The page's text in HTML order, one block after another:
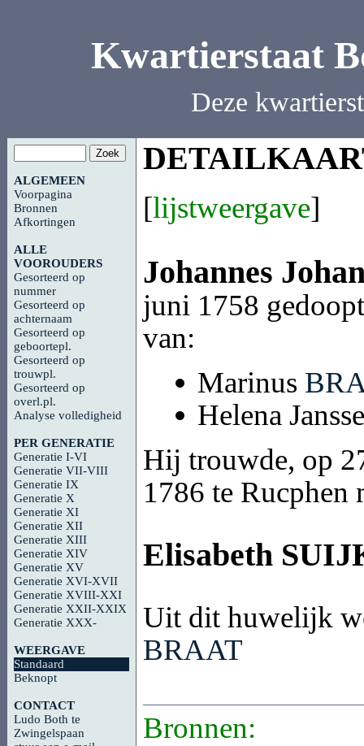
Kwartierstaat
Deze
ALGEMEEN
Voorpagina
Bronnen
Afkortingen
ALLE
VOOROUDERS
Gesorteerd op
nummer
Gesorteerd op
achternaam
Gesorteerd op
geboortepl.
Gesorteerd op
trouwpl.
Gesorteerd op
overl.pl.
Analyse volledigheid
PER GENERATIE
Generatie I-VI
Generatie VII-VIII
Generatie IX
Generatie X
Generatie XI
Generatie XII
Generatie XIII
Generatie XIV
Generatie XV
Generatie XVI-XVII
Generatie XVIII-XXI
Generatie XXII-XXIX
Generatie XXX-
WEERGAVE
Standaard
Beknopt
CONTACT
Ludo Both te
Zwingelspaan
[lijstweergave]
Johannes
juni 1758
van:
Marinus
Helena
Hij trouwde, op
1786 te Rucphen
Elisabeth
Uit dit huwelijk
BRAAT
Bronnen: